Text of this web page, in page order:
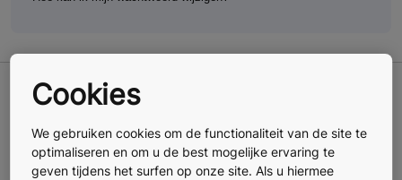
Tijdens het invullen van het
formulier
Cookies
We gebruiken cookies om de functionaliteit van de site te
optimaliseren en om u de best mogelijke ervaring te
geven tijdens het surfen op onze site. Als u hiermee